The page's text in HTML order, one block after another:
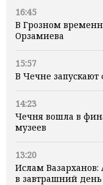
16:45
В Грозном
Орзамиева
15:57
В Чечне запускают
14:23
Чечня вошла в
музеев
13:20
Ислам
в завтрашний день